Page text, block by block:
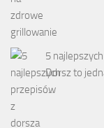
5
Dorsz to
…